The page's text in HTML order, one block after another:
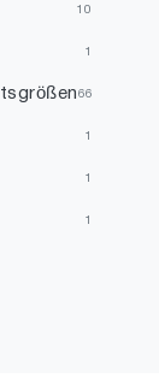
10
1
66
1
1
1